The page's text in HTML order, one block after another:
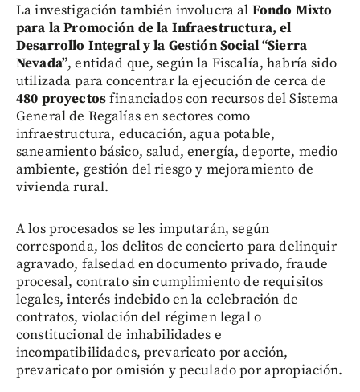
La investigación también involucra al Fondo Mixto
para la Promoción de la Infraestructura, el
Desarrollo Integral y la Gestión Social “Sierra
Nevada”, entidad que, según la Fiscalía, habría sido
utilizada para concentrar la ejecución de cerca de
480 proyectosfinanciados con recursos del Sistema
General de Regalías en sectores como
infraestructura, educación, agua potable,
saneamiento básico, salud, energía, deporte, medio
ambiente, gestión del riesgo y mejoramiento de
vivienda rural.
A los procesados se les imputarán, según
corresponda, los delitos de concierto para delinquir
agravado, falsedad en documento privado, fraude
procesal, contrato sin cumplimiento de requisitos
legales, interés indebido en la celebración de
contratos, violación del régimen legal o
constitucional de inhabilidades e
incompatibilidades, prevaricato por acción,
prevaricato por omisión y peculado por apropiación.